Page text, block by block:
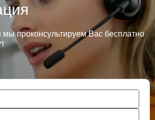
мы проконсультируем Вас бесплатно